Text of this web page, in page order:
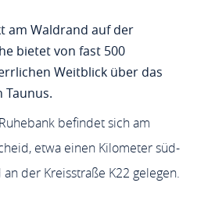
am Waldrand auf der
bietet von fast 500
Weitblick über das
Taunus.
befindet sich am
etwa einen Kilometer süd-
der Kreisstraße K22 gelegen.